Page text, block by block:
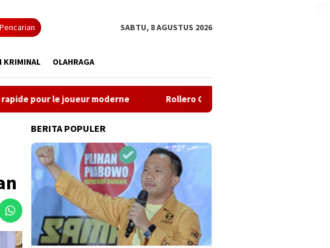
Pencarian SABTU, 8 AGUSTUS 2026
KRIMINAL OLAHRAGA
joueur moderne Rollero Casino – Quick Spin Adventures für den
BERITA POPULER